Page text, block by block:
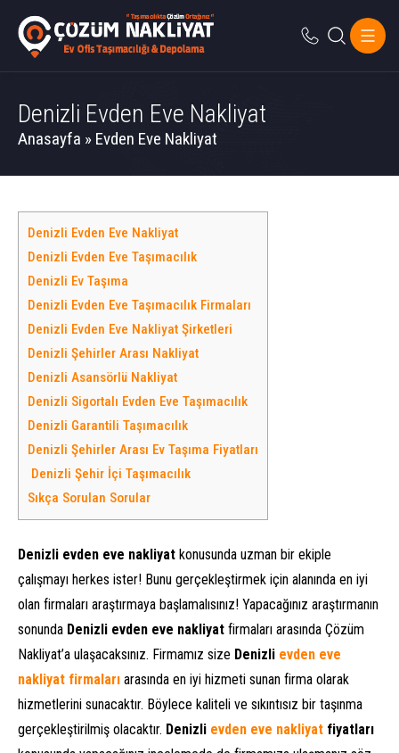
Denizli Evden Eve Nakliyat
Anasayfa » Evden Eve Nakliyat
Denizli Evden Eve Nakliyat
Denizli Evden Eve Taşımacılık
Denizli Ev Taşıma
Denizli Evden Eve Taşımacılık Firmaları
Denizli Evden Eve Nakliyat Şirketleri
Denizli Şehirler Arası Nakliyat
Denizli Asansörlü Nakliyat
Denizli Sigortalı Evden Eve Taşımacılık
Denizli Garantili Taşımacılık
Denizli Şehirler Arası Ev Taşıma Fiyatları
Denizli Şehir İçi Taşımacılık
Sıkça Sorulan Sorular
Denizli evden eve nakliyat konusunda uzman bir ekiple
çalışmayı herkes ister! Bunu gerçekleştirmek için alanında en iyi
olan firmaları araştırmaya başlamalısınız! Yapacağınız araştırmanın
sonunda Denizli evden eve nakliyat firmaları arasında Çözüm
Nakliyat’a ulaşacaksınız. Firmamız size Denizli evden eve
nakliyat firmaları arasında en iyi hizmeti sunan firma olarak
hizmetlerini sunacaktır. Böylece kaliteli ve sıkıntısız bir taşınma
gerçekleştirilmiş olacaktır. Denizli evden eve nakliyat fiyatları